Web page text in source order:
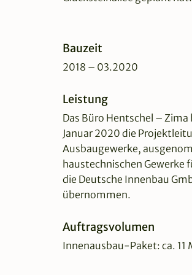
Bauzeit
2018 – 03.2020
Leistung
Das Büro Hentschel – Zima
Januar 2020 die
Ausbaugewerke,
haustechnischen Gewerke
die Deutsche Innenbau
übernommen.
Auftragsvolumen
Innenausbau-Paket: ca. 11